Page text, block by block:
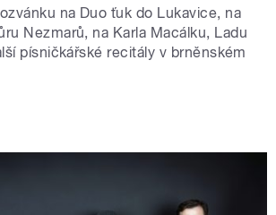
na Duo ťuk do Lukavice, na
Nezmarů, na Karla Macálku, Ladu
písničkářské recitály v brněnském